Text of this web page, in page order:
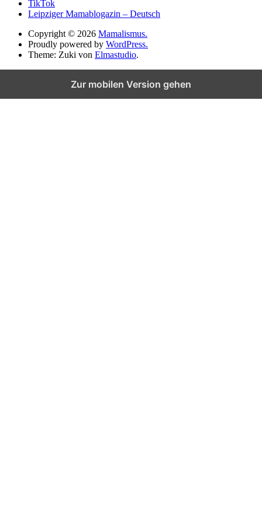
TikTok
Leipziger Mamablogazin – Deutsch
Copyright © 2026 Mamalismus.
Proudly powered by WordPress.
Theme: Zuki von Elmastudio.
Zur mobilen Version gehen